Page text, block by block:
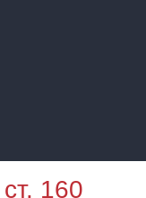
ст. 160